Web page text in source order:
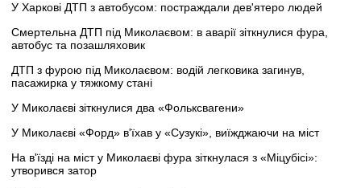
У Харкові ДТП з автобусом: постраждали дев'ятеро людей
Смертельна ДТП під Миколаєвом: в аварії зіткнулися фура,
автобус та позашляховик
ДТП з фурою під Миколаєвом: водій легковика загинув,
пасажирка у тяжкому стані
У Миколаєві зіткнулися два «Фольксвагени»
У Миколаєві «Форд» в'їхав у «Сузукі», виїжджаючи на міст
На в'їзді на міст у Миколаєві фура зіткнулася з «Міцубісі»:
утворився затор